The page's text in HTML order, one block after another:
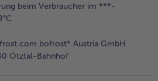
beim Verbraucher im ***-
bofrost* Austria GmbH
Ötztal-Bahnhof